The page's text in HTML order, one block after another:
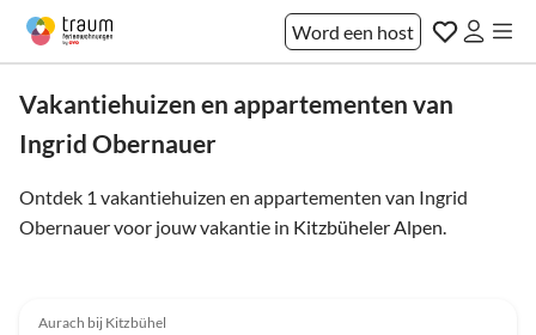
Word een host
Vakantiehuizen en appartementen van
Ingrid Obernauer
Ontdek 1 vakantiehuizen en appartementen van Ingrid
Obernauer voor jouw vakantie in Kitzbüheler Alpen.
Aurach bij Kitzbühel